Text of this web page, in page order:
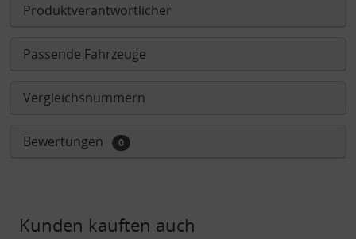
Produktverantwortlicher
Passende Fahrzeuge
Vergleichsnummern
Bewertungen 0
Kunden kauften auch